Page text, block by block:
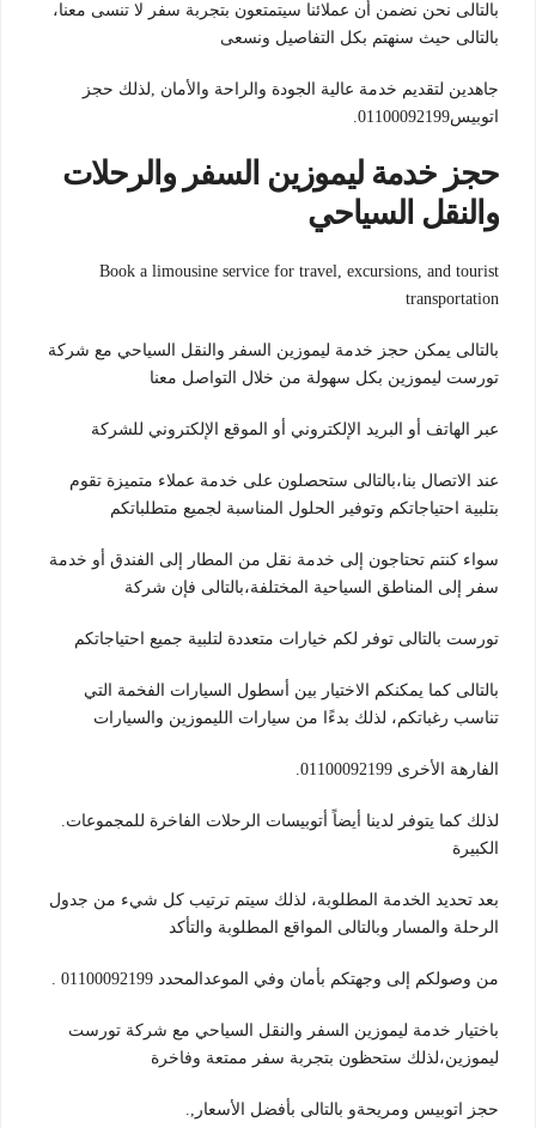
بالتالى نحن نضمن أن عملائنا سيتمتعون بتجربة سفر لا تنسى معنا،
بالتالى حيث سنهتم بكل التفاصيل ونسعى
جاهدين لتقديم خدمة عالية الجودة والراحة والأمان ,لذلك حجز
اتوبيس01100092199.
حجز خدمة ليموزين السفر والرحلات
والنقل السياحي​
Book a limousine service for travel, excursions, and tourist
transportation
بالتالى يمكن حجز خدمة ليموزين السفر والنقل السياحي مع شركة
تورست ليموزين بكل سهولة من خلال التواصل معنا
عبر الهاتف أو البريد الإلكتروني أو الموقع الإلكتروني للشركة
عند الاتصال بنا،بالتالى ستحصلون على خدمة عملاء متميزة تقوم
بتلبية احتياجاتكم وتوفير الحلول المناسبة لجميع متطلباتكم
سواء كنتم تحتاجون إلى خدمة نقل من المطار إلى الفندق أو خدمة
سفر إلى المناطق السياحية المختلفة،بالتالى فإن شركة
تورست بالتالى توفر لكم خيارات متعددة لتلبية جميع احتياجاتكم
بالتالى كما يمكنكم الاختيار بين أسطول السيارات الفخمة التي
تناسب رغباتكم، لذلك بدءًا من سيارات الليموزين والسيارات
.01100092199 الفارهة الأخرى
.لذلك كما يتوفر لدينا أيضاً أتوبيسات الرحلات الفاخرة للمجموعات
الكبيرة
بعد تحديد الخدمة المطلوبة، لذلك سيتم ترتيب كل شيء من جدول
الرحلة والمسار وبالتالى المواقع المطلوبة والتأكد
. 01100092199 من وصولكم إلى وجهتكم بأمان وفي الموعدالمحدد
باختيار خدمة ليموزين السفر والنقل السياحي مع شركة تورست
ليموزين،لذلك ستحظون بتجربة سفر ممتعة وفاخرة
.,حجز اتوبيس ومريحةو بالتالى بأفضل الأسعار